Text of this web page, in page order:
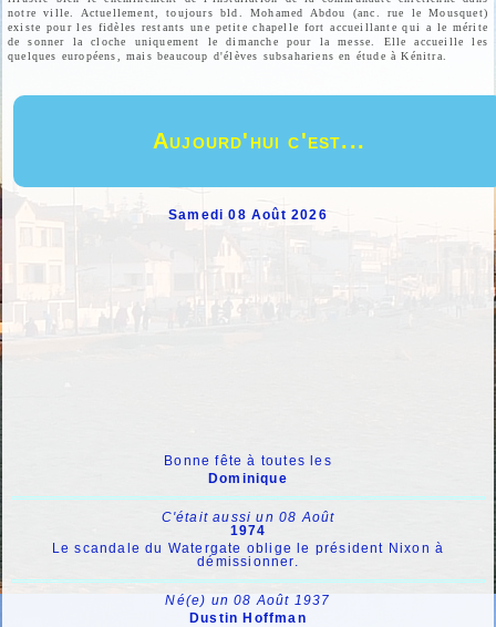
notre ville. Actuellement, toujours bld. Mohamed Abdou (anc. rue le Mousquet)
existe pour les fidèles restants une petite chapelle fort accueillante qui a le mérite
de sonner la cloche uniquement le dimanche pour la messe. Elle accueille les
quelques européens, mais beaucoup d'élèves subsahariens en étude à Kénitra.
Aujourd'hui c'est...
Samedi 08 Août 2026
Bonne fête à toutes les
Dominique
C'était aussi un 08 Août
1974
Le scandale du Watergate oblige le président Nixon à
démissionner.
Né(e) un 08 Août 1937
Dustin Hoffman